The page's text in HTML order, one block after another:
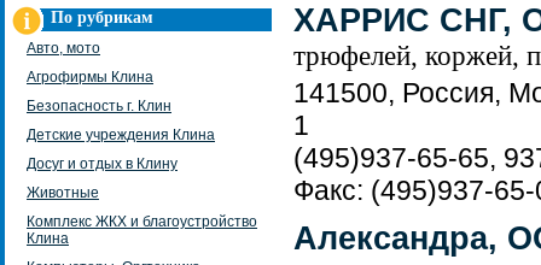
По рубрикам
Авто, мото
Агрофирмы Клина
Безопасность г. Клин
Детские учреждения Клина
Досуг и отдых в Клину
Животные
Комплекс ЖКХ и благоустройство
Клина
ХАРРИС СНГ,
трюфелей, коржей,
141500, Россия,
1
(495)937-65-65,
Факс: (495)937-65-
Александра,